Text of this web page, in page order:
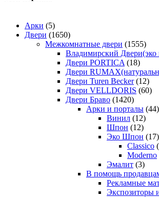
Арки (5)
Двери (1650)
Межкомнатные двери (1555)
Владимирский
Двери PORTICA (18)
Двери
Двери Turen Becker (12)
Двери VELLDORIS (60)
Двери Браво (1420)
Арки и порталы (44)
Винил (12)
Шпон (12)
Эко Шпон (17)
Classico
Moderno
Эмалит (3)
В помощь
Рекламные
Экспозиторы